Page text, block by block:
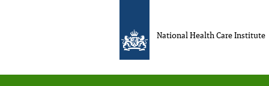
National Health Care Institute